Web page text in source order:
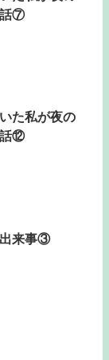
話⑦
た私が夜の
話⑫
出来事③